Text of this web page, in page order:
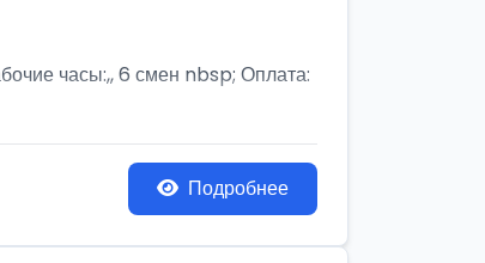
часы:,, 6 смен nbsp; Оплата:
Подробнее